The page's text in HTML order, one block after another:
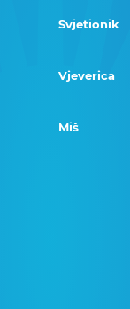
Svjetionik
Vjeverica
Miš